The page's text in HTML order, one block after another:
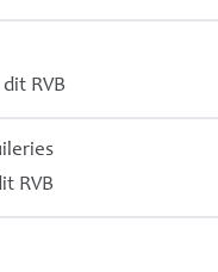
dit RVB
RVB